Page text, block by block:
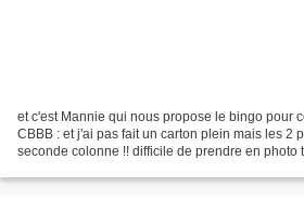
et c'est Mannie qui nous propose le bingo pour
CBBB : et j'ai pas fait un carton plein mais les 2
seconde colonne !! difficile de prendre en photo